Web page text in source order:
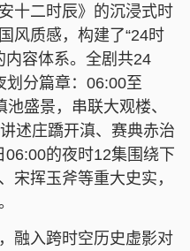
十二时辰》的沉浸式时
风质感，构建了“24时
内容体系。全剧共24
划分篇章：06:00至
盛景，串联大观楼、
述庄蹻开滇、赛典赤治
的夜时12集围绕下
宋挥玉斧等重大史实，
融入跨时空历史虚影对